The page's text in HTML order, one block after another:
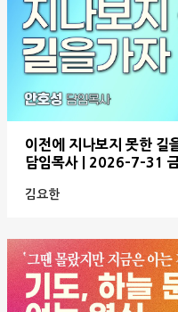
이전에 지나보지 못한 길
담임목사 | 2026-7-31
김요한